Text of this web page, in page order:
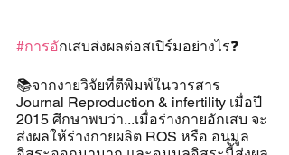
#การอักเสบส่งผลต่อสเปิร์มอย่างไร❓
📚จากงายวิจัยที่ตีพิมพ์ในวารสาร
Journal Reproduction & infertility เมื่อปี
2015 ศึกษาพบว่า...เมื่อร่างกายอักเสบ จะ
ส่งผลให้ร่างกายผลิต ROS หรือ อนุมูล